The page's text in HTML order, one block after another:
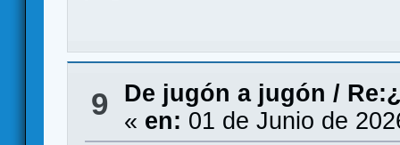
9 De jugón a jugón /
« en: 01 de Junio de